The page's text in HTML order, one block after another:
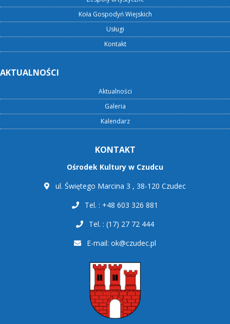
Koła Gospodyń Wiejskich
Usługi
Kontakt
AKTUALNOŚCI
Aktualności
Galeria
Kalendarz
KONTAKT
Ośrodek Kultury w Czudcu
ul. Świętego Marcina 3 , 38-120 Czudec
Tel. : +48 603 326 881
Tel. : (17) 27 72 444
E-mail: ok@czudec.pl